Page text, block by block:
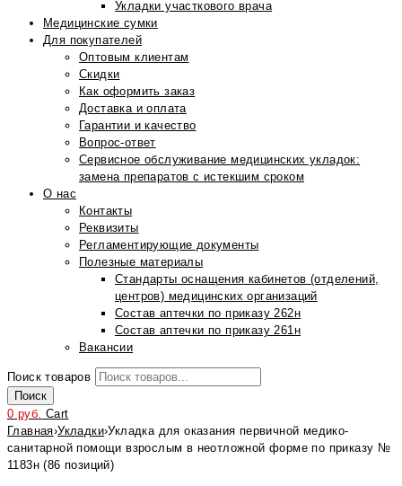
Укладки участкового врача
Медицинские сумки
Для покупателей
Оптовым клиентам
Скидки
Как оформить заказ
Доставка и оплата
Гарантии и качество
Вопрос-ответ
Сервисное обслуживание медицинских укладок:
замена препаратов с истекшим сроком
О нас
Контакты
Реквизиты
Регламентирующие документы
Полезные материалы
Стандарты оснащения кабинетов (отделений,
центров) медицинских организаций
Состав аптечки по приказу 262н
Состав аптечки по приказу 261н
Вакансии
Поиск товаров
Поиск
0 руб. Cart
Главная›Укладки›Укладка для оказания первичной медико-
санитарной помощи взрослым в неотложной форме по приказу №
1183н (86 позиций)